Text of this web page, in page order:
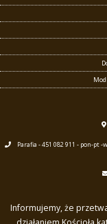
Parafia - 451 082 911 - pon-
Informujemy, że